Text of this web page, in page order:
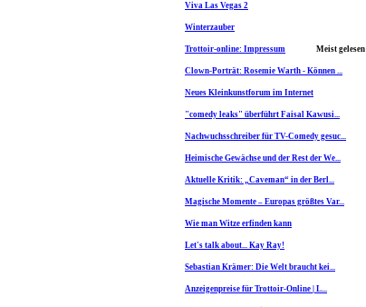
Viva Las Vegas 2
Winterzauber
Meist gelesen
Trottoir-online: Impressum
Clown-Porträt: Rosemie Warth - Können ...
Neues Kleinkunstforum im Internet
"comedy leaks" überführt Faisal Kawusi...
Nachwuchsschreiber für TV-Comedy gesuc...
Heimische Gewächse und der Rest der We...
Aktuelle Kritik: „Caveman“ in der Berl...
Magische Momente – Europas größtes Var...
Wie man Witze erfinden kann
Let's talk about... Kay Ray!
Sebastian Krämer: Die Welt braucht kei...
Anzeigenpreise für Trottoir-Online | L...